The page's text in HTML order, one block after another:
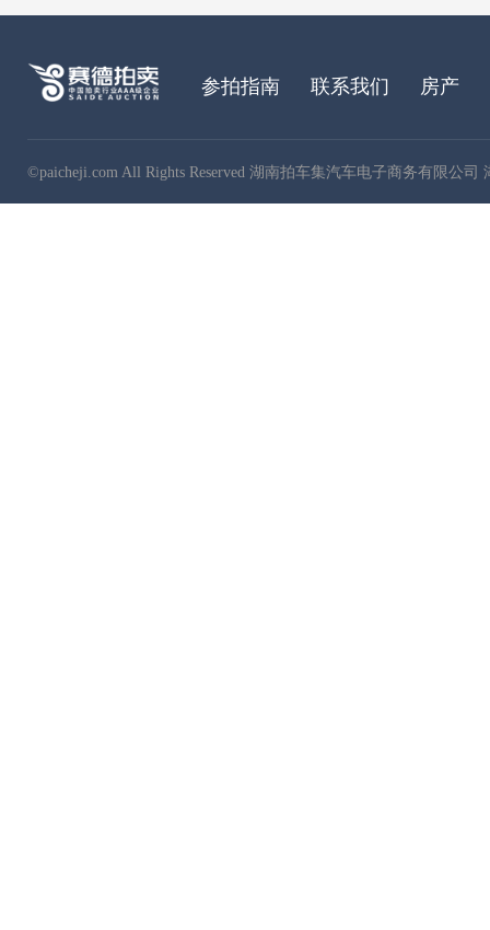
参拍指南 联系我们 房产
©paicheji.com All Rights Reserved 湖南拍车集汽车电子商务有限公